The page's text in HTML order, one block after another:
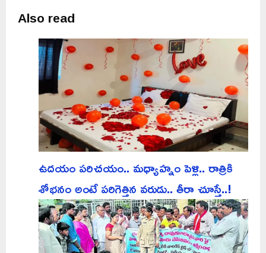
Also read
ఉదయం పరిచయం.. మధ్యాహ్నం పెళ్లి.. రాత్రికి
శోభనం అంటే పరిగెత్తిన వరుడు.. తీరా చూస్తే..!